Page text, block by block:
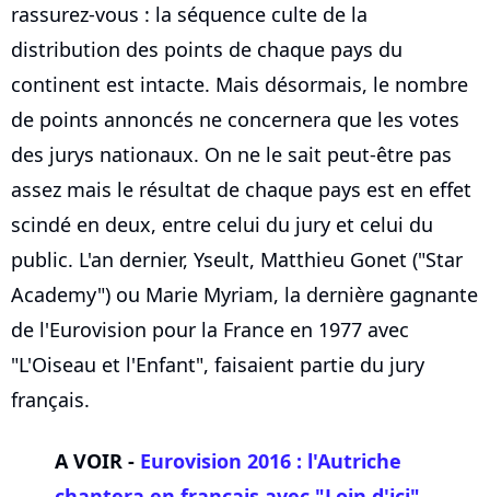
rassurez-vous : la séquence culte de la
distribution des points de chaque pays du
continent est intacte. Mais désormais, le nombre
de points annoncés ne concernera que les votes
des jurys nationaux. On ne le sait peut-être pas
assez mais le résultat de chaque pays est en effet
scindé en deux, entre celui du jury et celui du
public. L'an dernier, Yseult, Matthieu Gonet ("Star
Academy") ou Marie Myriam, la dernière gagnante
de l'Eurovision pour la France en 1977 avec
"L'Oiseau et l'Enfant", faisaient partie du jury
français.
A VOIR - Eurovision 2016 : l'Autriche